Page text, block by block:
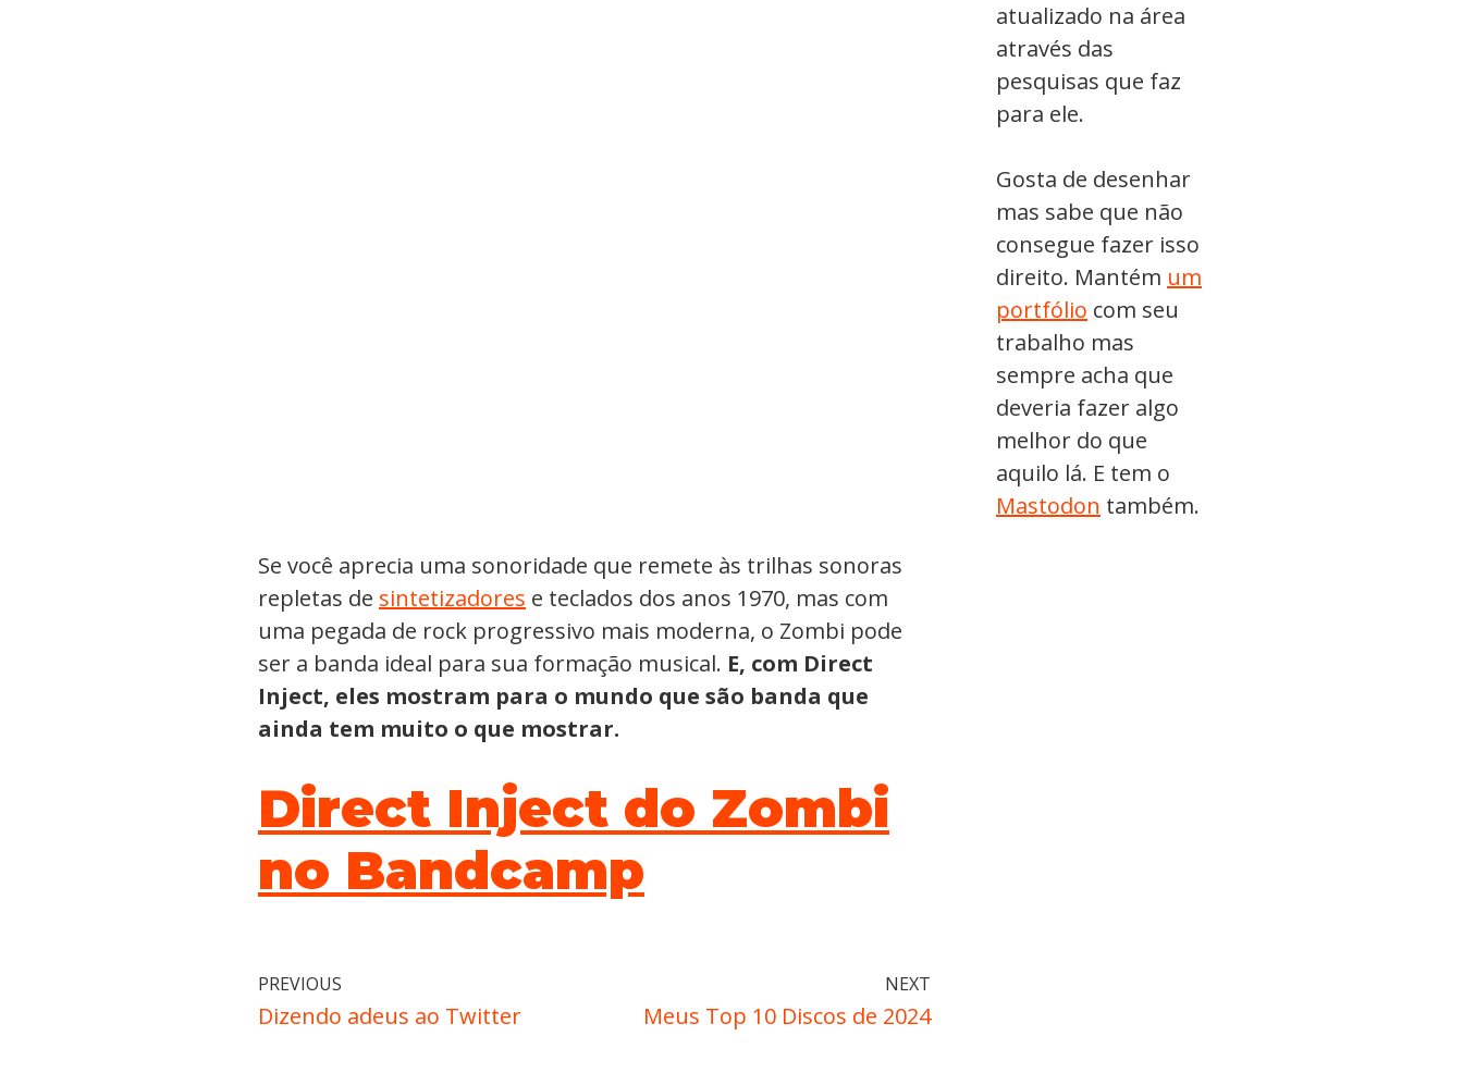
Se você aprecia uma sonoridade que remete às trilhas sonoras
repletas de sintetizadores e teclados dos anos 1970, mas com
uma pegada de rock progressivo mais moderna, o Zombi pode
ser a banda ideal para sua formação musical. E, com Direct
Inject, eles mostram para o mundo que são banda que
ainda tem muito o que mostrar.
Direct Inject do Zombi
no Bandcamp
PREVIOUS
Dizendo adeus ao Twitter
NEXT
Meus Top 10 Discos de 2024
atualizado na área
através das
pesquisas que faz
para ele.
Gosta de desenhar
mas sabe que não
consegue fazer isso
direito. Mantém um
portfólio com seu
trabalho mas
sempre acha que
deveria fazer algo
melhor do que
aquilo lá. E tem o
Mastodon também.